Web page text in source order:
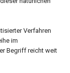
Verfahren
im
Begriff reicht weit